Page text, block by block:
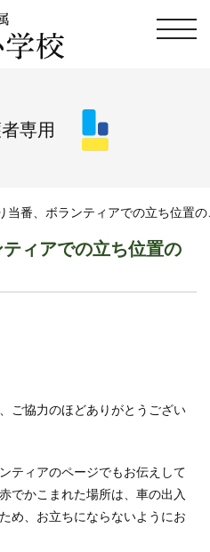
専用
当番、ボランティアでの立ち位置
ィアでの立ち位置の
ご協力のほどありがとうござい
ィアのページでもお伝えして
でかこまれた場所は、車の出入
め、お立ちにならないようにお